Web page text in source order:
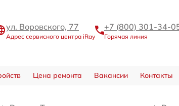
ул. Воровского, 77
Адрес сервисного центра iRay
+7 (800) 301-34-
Горячая линия
Цена ремонта Вакансии Контакты